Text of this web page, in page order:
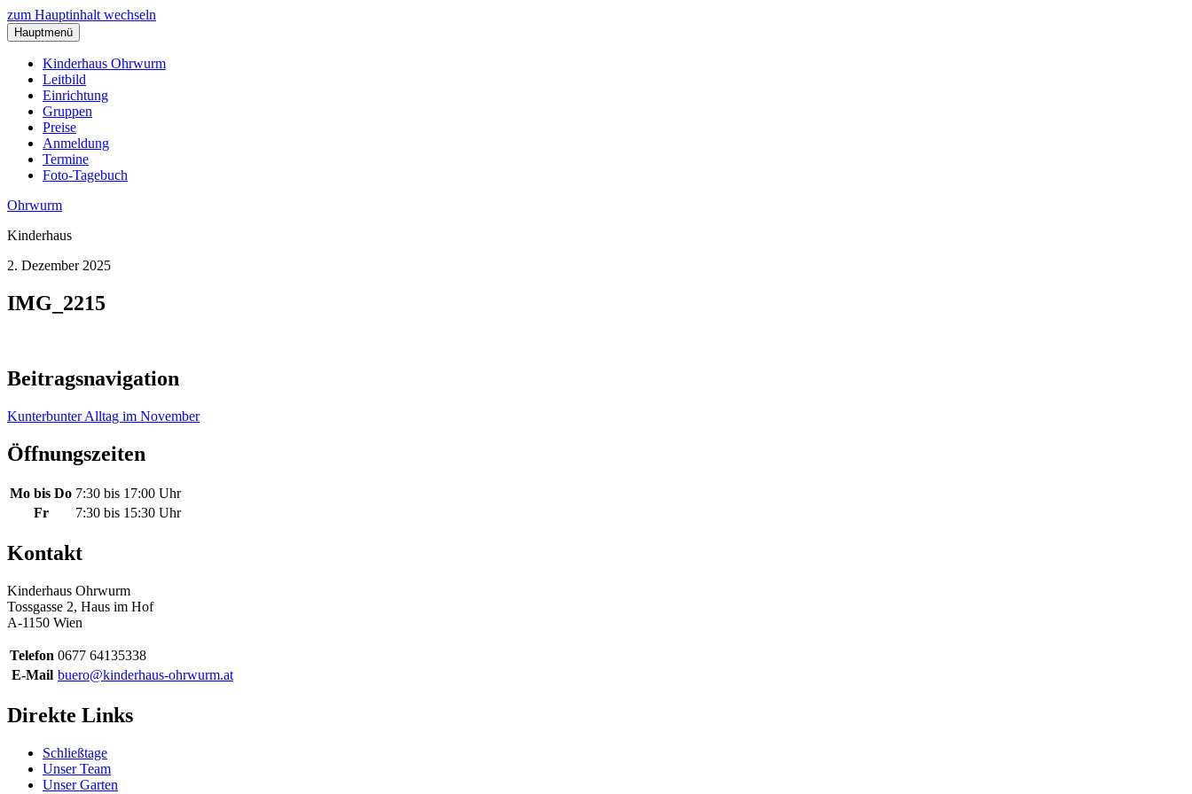
zum Hauptinhalt wechseln
Hauptmenü
Kinderhaus Ohrwurm
Leitbild
Einrichtung
Gruppen
Preise
Anmeldung
Termine
Foto-Tagebuch
Ohrwurm
Kinderhaus
2. Dezember 2025
IMG_2215
Beitragsnavigation
Kunterbunter Alltag im November
Öffnungszeiten
Mo bis Do 7:30 bis 17:00 Uhr
Fr
7:30 bis 15:30 Uhr
Kontakt
Kinderhaus Ohrwurm
Tossgasse 2, Haus im Hof
A-1150 Wien
Telefon 0677 64135338
E-Mail buero@kinderhaus-ohrwurm.at
Direkte Links
Schließtage
Unser Team
Unser Garten